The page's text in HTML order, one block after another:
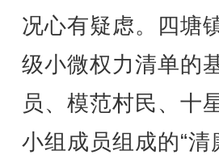
况心有疑虑。四塘
级小微权力清单的
员、模范村民、十
小组成员组成的“